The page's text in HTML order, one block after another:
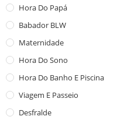
Hora Do Papá
Babador BLW
Maternidade
Hora Do Sono
Hora Do Banho E Piscina
Viagem E Passeio
Desfralde